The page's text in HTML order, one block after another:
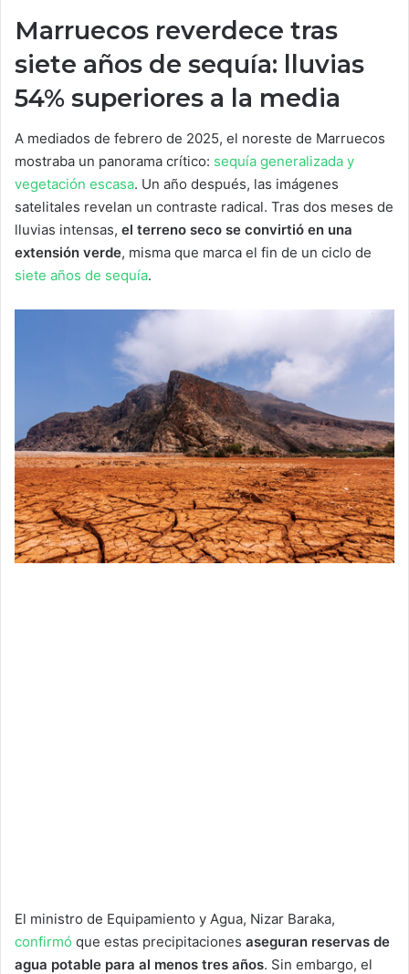
Marruecos reverdece tras
siete años de sequía: lluvias
54% superiores a la media
A mediados de febrero de 2025, el noreste de Marruecos
mostraba un panorama crítico: sequía generalizada y
vegetación escasa. Un año después, las imágenes
satelitales revelan un contraste radical. Tras dos meses de
lluvias intensas, el terreno seco se convirtió en una
extensión verde, misma que marca el fin de un ciclo de
siete años de sequía.
El ministro de Equipamiento y Agua, Nizar Baraka,
confirmó que estas precipitaciones aseguran reservas de
agua potable para al menos tres años. Sin embargo, el